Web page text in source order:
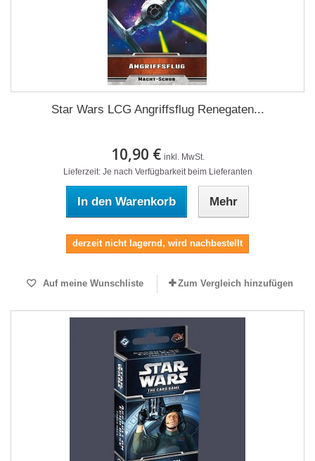
Star Wars LCG Angriffsflug Renegaten...
10,90 € inkl. MwSt.
Lieferzeit: Je nach Verfügbarkeit beim Lieferanten
In den Warenkorb Mehr
derzeit nicht lagernd, wird nachbestellt
Auf meine Wunschliste Zum Vergleich hinzufügen